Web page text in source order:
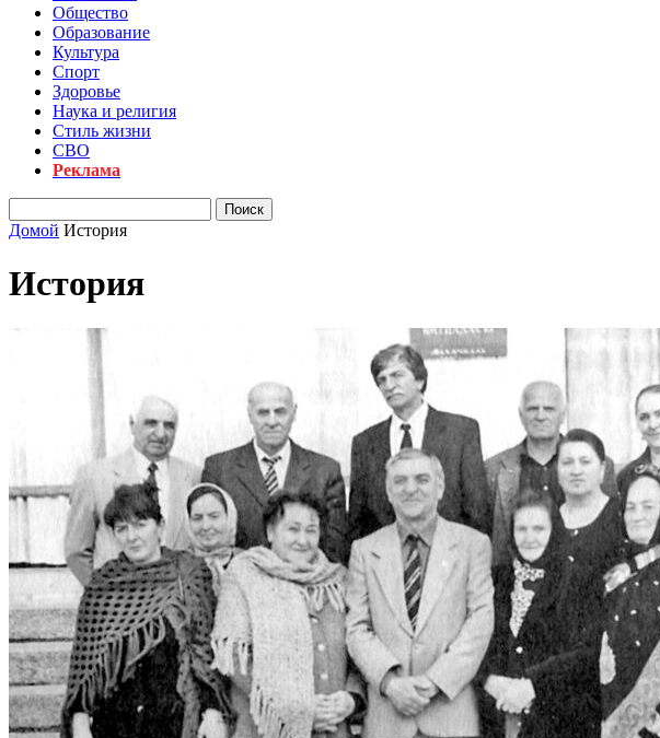
Общество
Образование
Культура
Спорт
Здоровье
Наука и религия
Стиль жизни
СВО
Реклама
Домой История
История